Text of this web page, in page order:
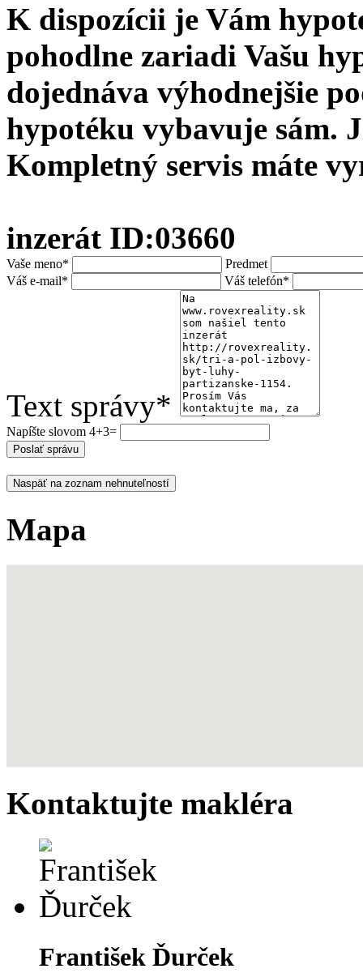
K dispozícii je Vám
pohodlne zariadi Vašu
dojednáva výhodnejšie
hypotéku vybavuje sám.
Kompletný servis máte
inzerát ID:03660
Vaše meno*
Predmet
Váš e-mail*
Váš telefón*
Text správy*
Napíšte slovom 4+3=
Naspäť na zoznam nehnuteľností
Mapa
Kontaktujte makléra
František Ďurček